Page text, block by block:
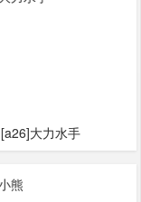
[a26]大力水手